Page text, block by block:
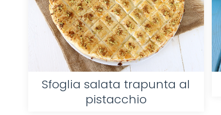
Sfoglia salata trapunta al
pistacchio